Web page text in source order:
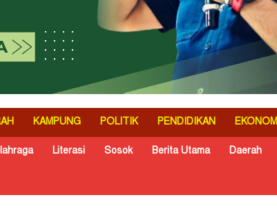
KAMPUNG POLITIK PENDIDIKAN EKONOMI
Literasi Sosok Berita Utama Daerah